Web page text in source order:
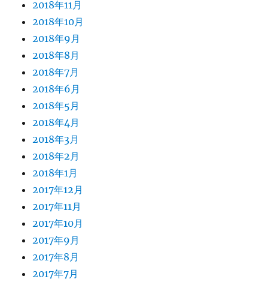
2018年11月
2018年10月
2018年9月
2018年8月
2018年7月
2018年6月
2018年5月
2018年4月
2018年3月
2018年2月
2018年1月
2017年12月
2017年11月
2017年10月
2017年9月
2017年8月
2017年7月